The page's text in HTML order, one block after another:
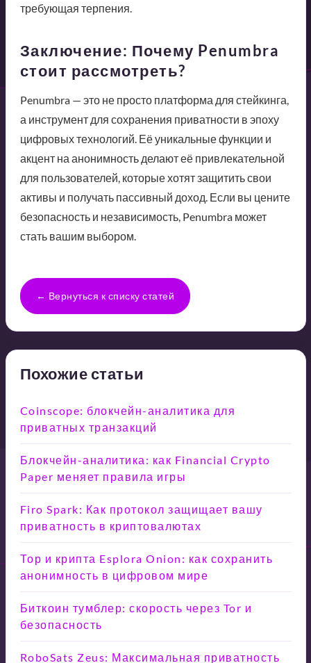
требующая терпения.
Заключение: Почему Penumbra
стоит рассмотреть?
Penumbra — это не просто платформа для стейкинга,
а инструмент для сохранения приватности в эпоху
цифровых технологий. Её уникальные функции и
акцент на анонимность делают её привлекательной
для пользователей, которые хотят защитить свои
активы и получать пассивный доход. Если вы цените
безопасность и независимость, Penumbra может
стать вашим выбором.
← Вернуться к списку статей
Похожие статьи
Coinscope: блокчейн-аналитика для
приватных транзакций
Блокчейн-аналитика: как Financial Crypto
Paper меняет правила игры
Firo Spark: Как протокол защищает вашу
приватность в криптовалютах
Тор и крипта Esplora Onion: как сохранить
анонимность в цифровом мире
Биткоин тумблер: скорость через Tor и
безопасность
RoboSats Zeus: Максимальная приватность